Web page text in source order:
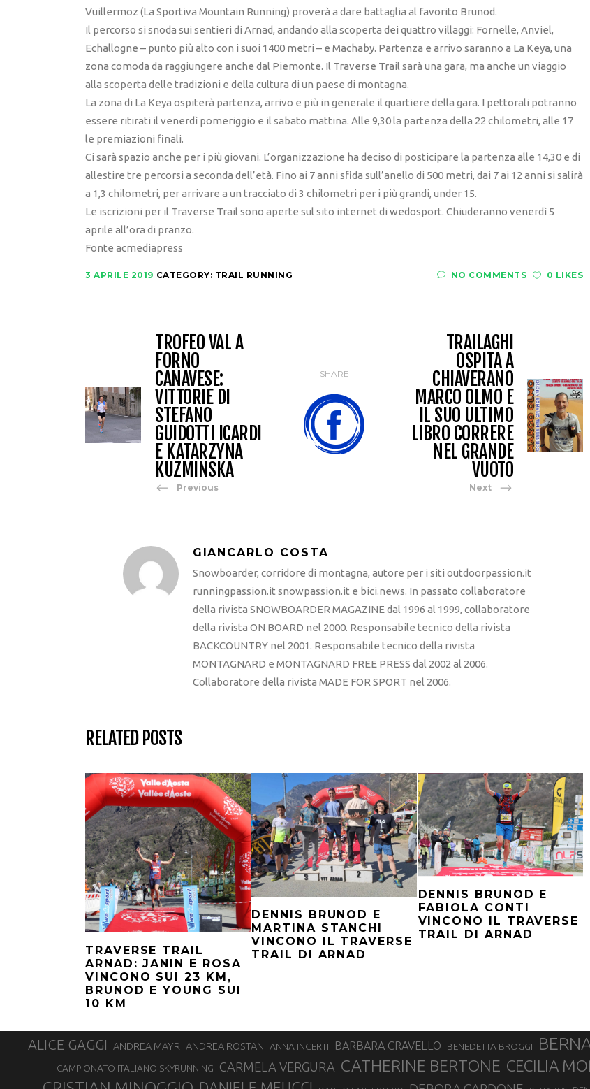
Vuillermoz (La Sportiva Mountain Running) proverà a dare battaglia al favorito Brunod.
Il percorso si snoda sui sentieri di Arnad, andando alla scoperta dei quattro villaggi: Fornelle, Anviel,
Echallogne – punto più alto con i suoi 1400 metri – e Machaby. Partenza e arrivo saranno a La Keya, una
zona comoda da raggiungere anche dal Piemonte. Il Traverse Trail sarà una gara, ma anche un viaggio
alla scoperta delle tradizioni e della cultura di un paese di montagna.
La zona di La Keya ospiterà partenza, arrivo e più in generale il quartiere della gara. I pettorali potranno
essere ritirati il venerdì pomeriggio e il sabato mattina. Alle 9,30 la partenza della 22 chilometri, alle 17
le premiazioni finali.
Ci sarà spazio anche per i più giovani. L’organizzazione ha deciso di posticipare la partenza alle 14,30 e di
allestire tre percorsi a seconda dell’età. Fino ai 7 anni sfida sull’anello di 500 metri, dai 7 ai 12 anni si salirà
a 1,3 chilometri, per arrivare a un tracciato di 3 chilometri per i più grandi, under 15.
Le iscrizioni per il Traverse Trail sono aperte sul sito internet di wedosport. Chiuderanno venerdì 5
aprile all’ora di pranzo.
Fonte acmediapress
3 APRILE 2019 CATEGORY: TRAIL RUNNING NO COMMENTS 0 LIKES
TROFEO VAL A
FORNO
CANAVESE:
VITTORIE DI
STEFANO
GUIDOTTI ICARDI
E KATARZYNA
KUZMINSKA
Previous
SHARE
TRAILAGHI
OSPITA A
CHIAVERANO
MARCO OLMO E
IL SUO ULTIMO
LIBRO CORRERE
NEL GRANDE
VUOTO
Next
GIANCARLO COSTA
Snowboarder, corridore di montagna, autore per i siti outdoorpassion.it
runningpassion.it snowpassion.it e bici.news. In passato collaboratore
della rivista SNOWBOARDER MAGAZINE dal 1996 al 1999, collaboratore
della rivista ON BOARD nel 2000. Responsabile tecnico della rivista
BACKCOUNTRY nel 2001. Responsabile tecnico della rivista
MONTAGNARD e MONTAGNARD FREE PRESS dal 2002 al 2006.
Collaboratore della rivista MADE FOR SPORT nel 2006.
RELATED POSTS
TRAVERSE TRAIL
ARNAD: JANIN E ROSA
VINCONO SUI 23 KM,
BRUNOD E YOUNG SUI
10 KM
DENNIS BRUNOD E
MARTINA STANCHI
VINCONO IL TRAVERSE
TRAIL DI ARNAD
DENNIS BRUNOD E
FABIOLA CONTI
VINCONO IL TRAVERSE
TRAIL DI ARNAD
ALICE GAGGI ANDREA MAYR ANDREA ROSTAN ANNA INCERTI BARBARA CRAVELLO BENEDETTA BROGGI
CAMPIONATO ITALIANO SKYRUNNING CARMELA VERGURA CATHERINE BERTONE CECILIA